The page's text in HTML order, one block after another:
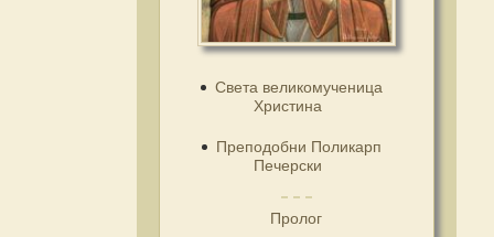
Света великомученица
Христина
Преподобни Поликарп
Печерски
Пролог